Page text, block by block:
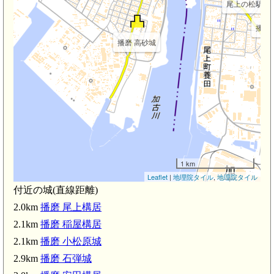
尾上の松駅
播磨 高砂城
播磨
1 km
Leaflet | 地理院タイル, 地理院タイル
付近の城(直線距離)
2.0km 播磨 尾上構居
2.1km 播磨 稲屋構居
2.1km 播磨 小松原城
2.9km 播磨 石弾城